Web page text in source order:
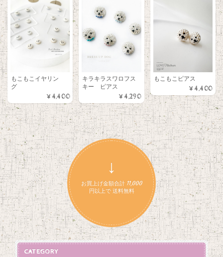
もこもこイヤリン
グ
¥4,400
キラキラスワロフス
キー ピアス
¥4,290
もこもこピアス
¥4,400
↓
お買上げ金額合計 11,000
円以上で 送料無料
CATEGORY